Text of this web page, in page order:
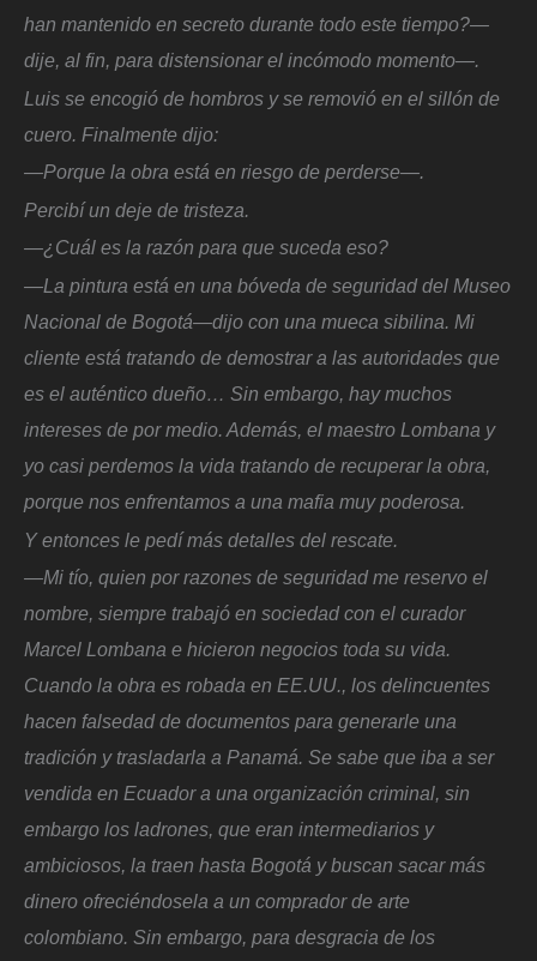
han mantenido en secreto durante todo este tiempo?—
dije, al fin, para distensionar el incómodo momento—.
Luis se encogió de hombros y se removió en el sillón de
cuero. Finalmente dijo:
—Porque la obra está en riesgo de perderse—.
Percibí un deje de tristeza.
—¿Cuál es la razón para que suceda eso?
—La pintura está en una bóveda de seguridad del Museo
Nacional de Bogotá—dijo con una mueca sibilina. Mi
cliente está tratando de demostrar a las autoridades que
es el auténtico dueño… Sin embargo, hay muchos
intereses de por medio. Además, el maestro Lombana y
yo casi perdemos la vida tratando de recuperar la obra,
porque nos enfrentamos a una mafia muy poderosa.
Y entonces le pedí más detalles del rescate.
—Mi tío, quien por razones de seguridad me reservo el
nombre, siempre trabajó en sociedad con el curador
Marcel Lombana e hicieron negocios toda su vida.
Cuando la obra es robada en EE.UU., los delincuentes
hacen falsedad de documentos para generarle una
tradición y trasladarla a Panamá. Se sabe que iba a ser
vendida en Ecuador a una organización criminal, sin
embargo los ladrones, que eran intermediarios y
ambiciosos, la traen hasta Bogotá y buscan sacar más
dinero ofreciéndosela a un comprador de arte
colombiano. Sin embargo, para desgracia de los